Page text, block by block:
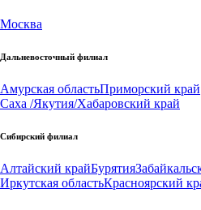
Москва
Дальневосточный филиал
Амурская областьПриморский край
Саха /Якутия/Хабаровский край
Сибирский филиал
Алтайский крайБурятия
Иркутская областьКрасноярский